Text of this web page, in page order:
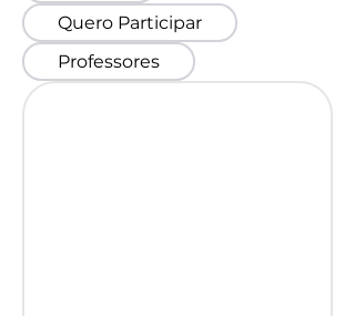
Quero Participar
Professores